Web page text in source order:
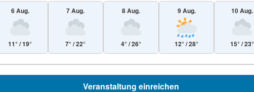
6 Aug.
11° / 19°
7 Aug.
7° / 22°
8 Aug.
4° / 26°
9 Aug.
12° / 28°
10 Aug.
15° / 23°
+
Veranstaltung einreichen